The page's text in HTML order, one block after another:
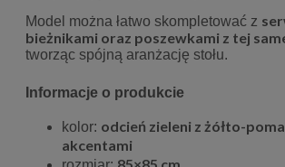
Model można łatwo skompletować z
bieżnikami oraz poszewkami z tej
tworząc spójną aranżację stołu.
Informacje o produkcie
kolor: odcień zieleni z żółto-
akcentami
85×85 cm